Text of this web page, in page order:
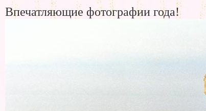
Впечатляющие фотографии года!